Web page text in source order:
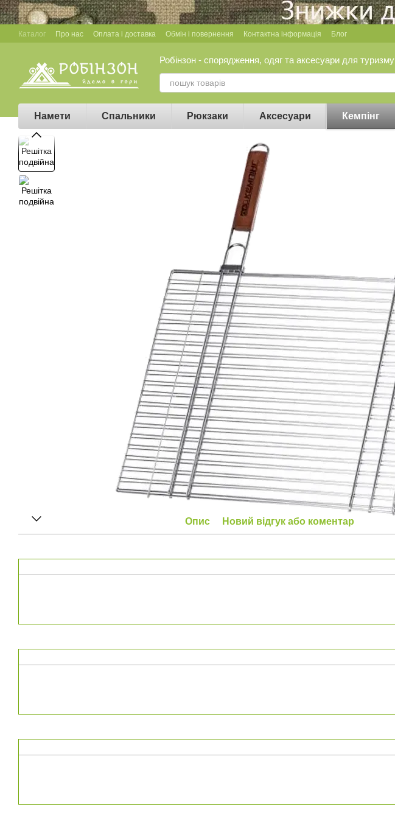
Перейти до основного контенту
Каталог Про нас Оплата і доставка Обмін і повернення Контактна інформація Блог
Робінзон - спорядження, одяг та аксесуари для туризму
Намети Спальники Рюкзаки Аксесуари Кемпінг
Опис Новий відгук або коментар